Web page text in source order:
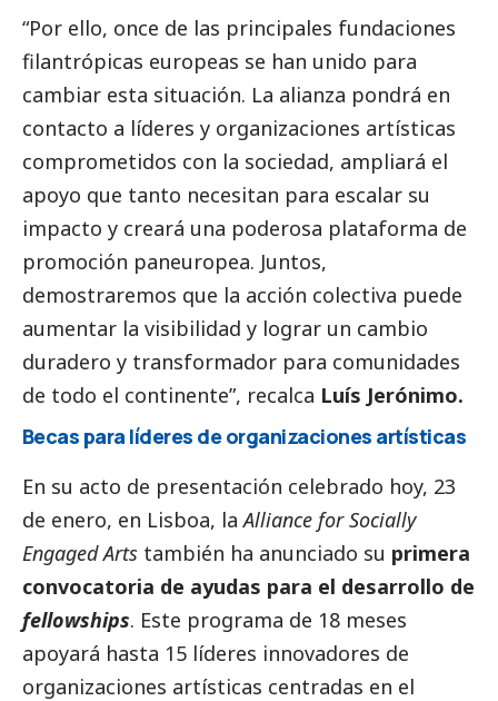
“Por ello, once de las principales fundaciones
filantrópicas europeas se han unido para
cambiar esta situación. La alianza pondrá en
contacto a líderes y organizaciones artísticas
comprometidos con la sociedad, ampliará el
apoyo que tanto necesitan para escalar su
impacto y creará una poderosa plataforma de
promoción paneuropea. Juntos,
demostraremos que la acción colectiva puede
aumentar la visibilidad y lograr un cambio
duradero y transformador para comunidades
de todo el continente”, recalca Luís Jerónimo.
Becas para líderes de organizaciones artísticas
En su acto de presentación celebrado hoy, 23
de enero, en Lisboa, laAlliance for Socially
Engaged Arts también ha anunciado su primera
convocatoria de ayudas para el desarrollo de
fellowships. Este programa de 18 meses
apoyará hasta 15 líderes innovadores de
organizaciones artísticas centradas en el